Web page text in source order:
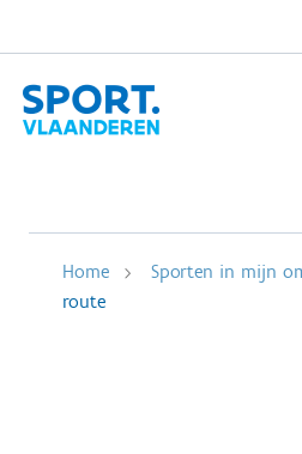
Home Sporten in mijn
route